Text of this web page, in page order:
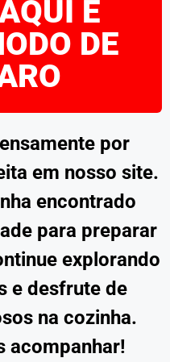
E
DE
por
em nosso site.
encontrado
para preparar
explorando
e desfrute de
na cozinha.
acompanhar!